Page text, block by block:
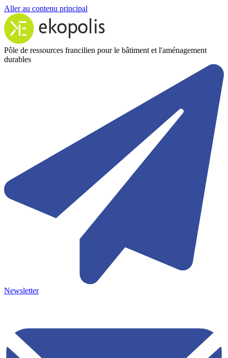
Aller au contenu principal
Pôle de ressources francilien pour le bâtiment et l'aménagement
durables
Newsletter